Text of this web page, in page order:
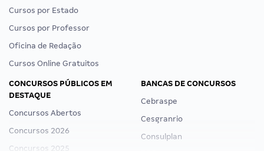
Cursos por Estado
Cursos por Professor
Oficina de Redação
Cursos Online Gratuitos
CONCURSOS PÚBLICOS EM
DESTAQUE
Concursos Abertos
Concursos 2026
Concursos 2025
BANCAS DE CONCURSOS
Cebraspe
Cesgranrio
Consulplan